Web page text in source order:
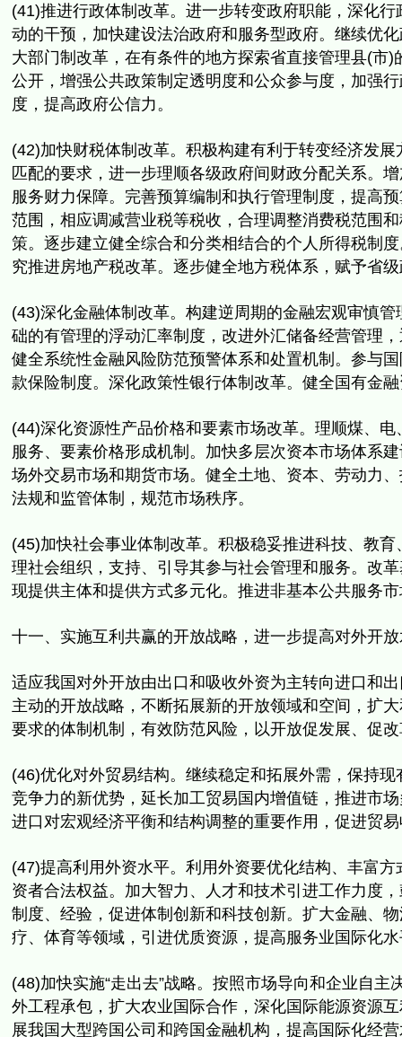
(41)推进行政体制改革。进一步转变政府职能， 深化行
动的干预，加快建设法治政府和服务型政府。 继续优
大部门制改革，在有条件的地方探索省直接管理县(市)
公开， 增强公共政策制定透明度和公众参与度，加强
度， 提高政府公信力。
(42)加快财税体制改革。 积极构建有利于转变经济发展
匹配的要求， 进一步理顺各级政府间财政分配关系。
服务财力保障。 完善预算编制和执行管理制度，提高
范围， 相应调减营业税等税收，合理调整消费税范围
策。 逐步建立健全综合和分类相结合的个人所得税制度
究推进房地产税改革。逐步健全地方税体系， 赋予省
(43)深化金融体制改革。 构建逆周期的金融宏观审慎管
础的有管理的浮动汇率制度， 改进外汇储备经营管理
健全系统性金融风险防范预警体系和处置机制。 参与
款保险制度。深化政策性银行体制改革。 健全国有金
(44)深化资源性产品价格和要素市场改革。理顺煤、电
服务、 要素价格形成机制。加快多层次资本市场体系
场外交易市场和期货市场。健全土地、资本、劳动力、
法规和监管体制，规范市场秩序。
(45)加快社会事业体制改革。积极稳妥推进科技、教育
理社会组织， 支持、引导其参与社会管理和服务。改
现提供主体和提供方式多元化。 推进非基本公共服务
十一、实施互利共赢的开放战略，进一步提高对外开
适应我国对外开放由出口和吸收外资为主转向进口和
主动的开放战略，不断拓展新的开放领域和空间， 扩
要求的体制机制，有效防范风险， 以开放促发展、促
(46)优化对外贸易结构。继续稳定和拓展外需， 保持现
竞争力的新优势，延长加工贸易国内增值链， 推进市
进口对宏观经济平衡和结构调整的重要作用， 促进贸
(47)提高利用外资水平。利用外资要优化结构、丰富方
资者合法权益。加大智力、人才和技术引进工作力度，
制度、 经验，促进体制创新和科技创新。扩大金融、
疗、 体育等领域，引进优质资源，提高服务业国际化
(48)加快实施“走出去”战略。 按照市场导向和企业自主
外工程承包， 扩大农业国际合作，深化国际能源资源
展我国大型跨国公司和跨国金融机构，提高国际化经